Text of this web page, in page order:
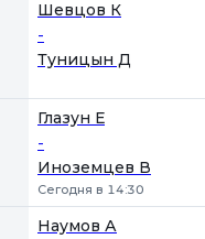
Шевцов К
-
Туницын Д
Глазун Е
-
Иноземцев В
Сегодня в 14:30
Наумов А